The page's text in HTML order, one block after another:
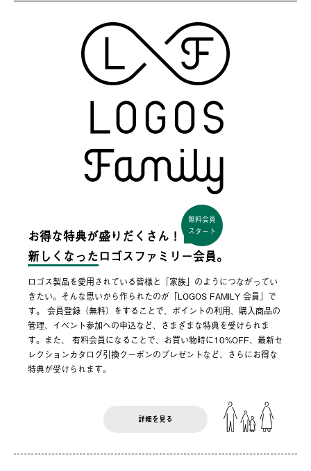
お得な特典が盛りだくさん！
無料会員
スタート
新しくなった ロゴスファミリー会員。
ロゴス製品を愛用されている皆様と「家族」のようにつながってい
きたい。そんな思いから作られたのが「LOGOS FAMILY 会員」で
す。 会員登録（無料）をすることで、ポイントの利用、購入商品の
管理、イベント参加への申込など、さまざまな特典を受けられま
す。また、 有料会員になることで、お買い物時に10%OFF、最新セ
レクションカタログ引換クーポンのプレゼントなど、さらにお得な
特典が受けられます。
詳細を見る